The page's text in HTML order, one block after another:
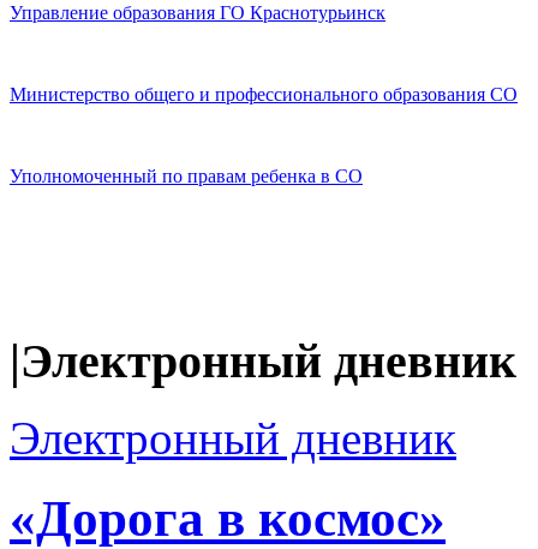
Управление образования ГО Краснотурьинск
Министерство общего и профессионального образования СО
Уполномоченный по правам ребенка в СО
|Электронный дневник
Электронный дневник
«Дорога в космос»